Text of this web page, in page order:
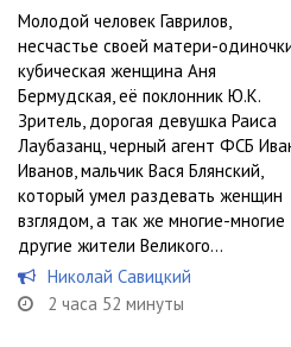
Молодой человек Гаврилов,
несчастье своей матери-
кубическая женщина Аня
Бермудская, её поклонник Ю.К.
Зритель, дорогая девушка Раиса
Лаубазанц, черный агент ФСБ
Иванов, мальчик Вася Блянский,
который умел раздевать женщин
взглядом, а так же многие-многие
другие жители Великого...
Николай Савицкий
2 часа 52 минуты